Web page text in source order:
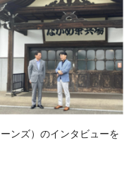
ンズ）のインタビューを